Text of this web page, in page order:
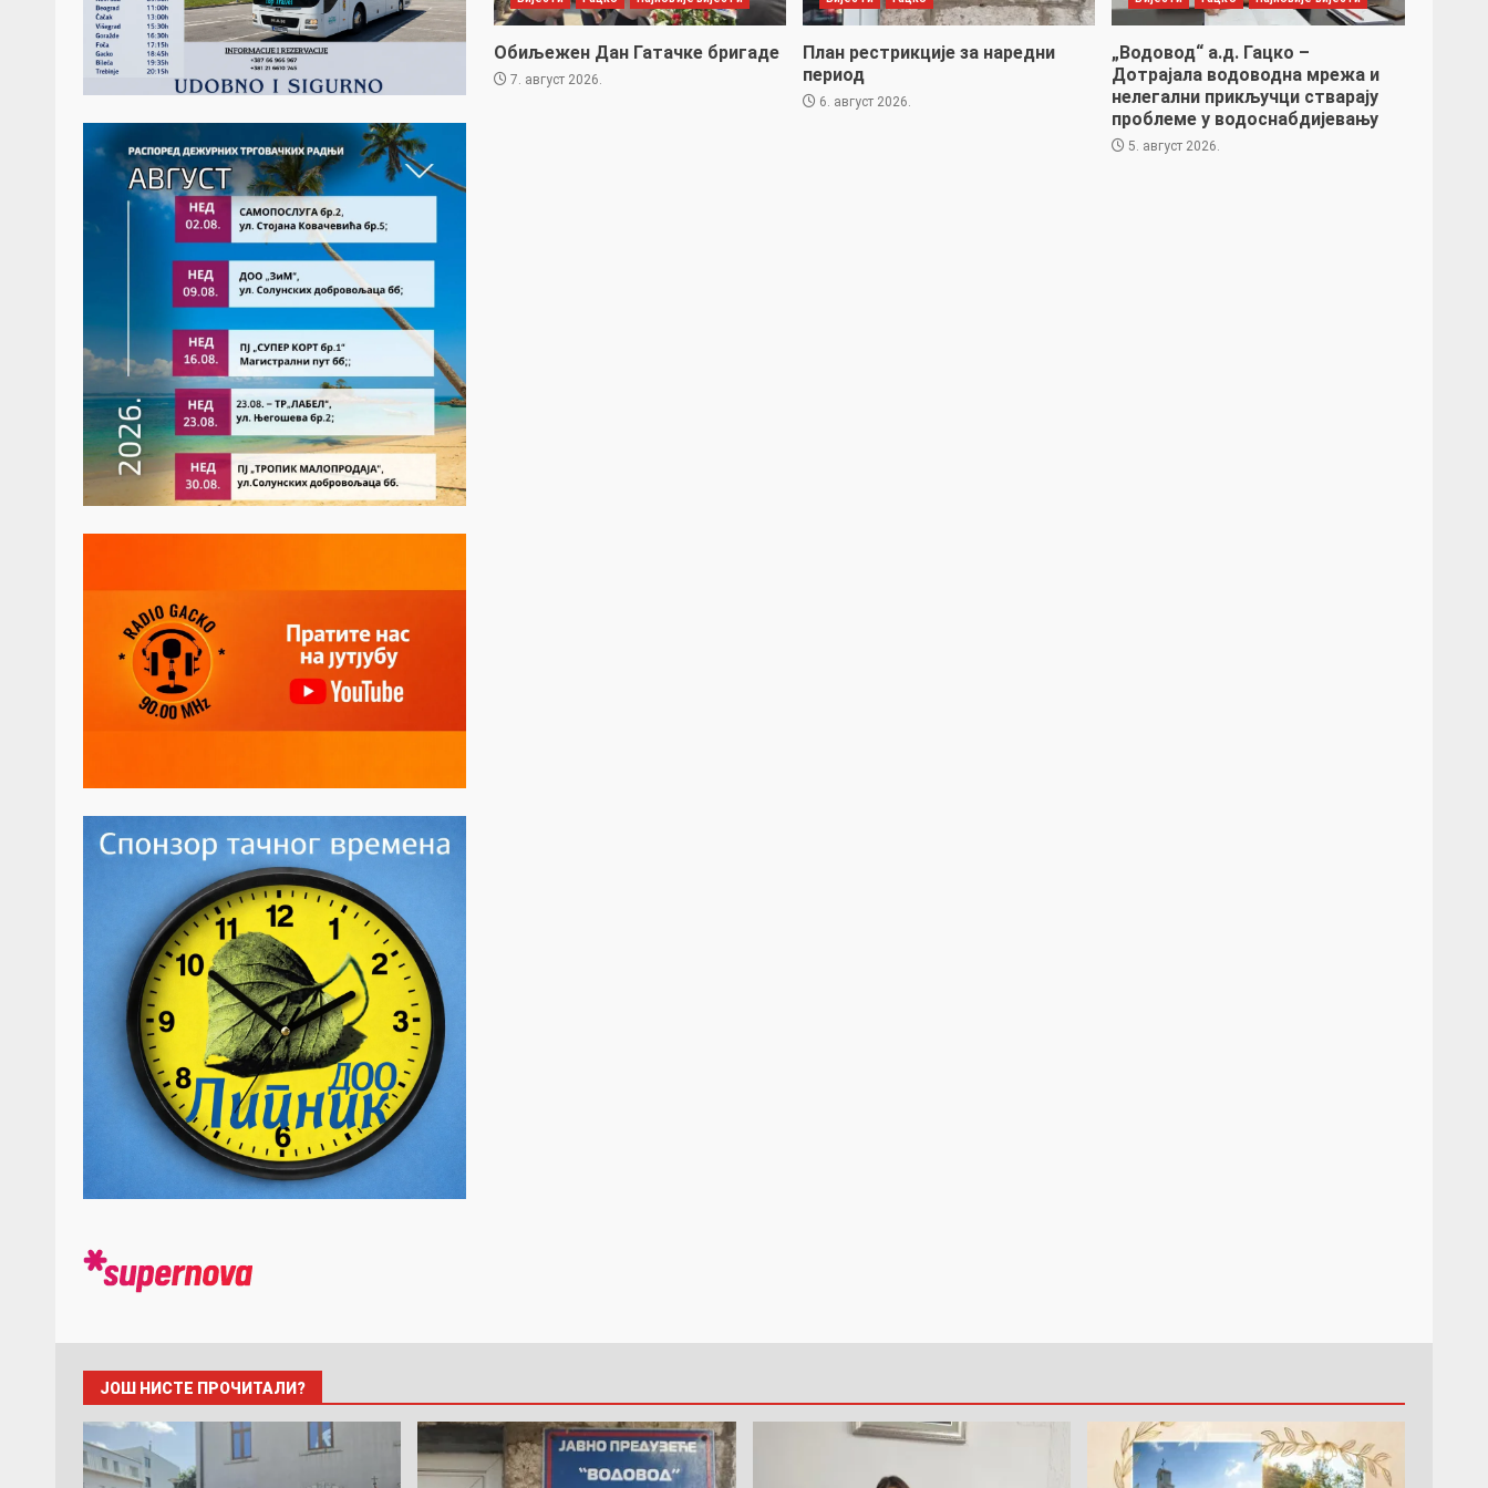
Обиљежен Дан Гатачке бригаде
7. август 2026.
План рестрикције за наредни
период
6. август 2026.
„Водовод“ а.д. Гацко –
Дотрајала водоводна мрежа и
нелегални прикључци стварају
проблеме у водоснабдијевању
5. август 2026.
ЈОШ НИСТЕ ПРОЧИТАЛИ?